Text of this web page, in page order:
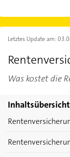
Letztes Update am:
Was kostet die
Inhaltsübersicht